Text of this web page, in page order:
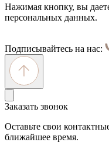
Нажимая кнопку, вы
персональных данных.
Подписывайтесь на нас:
Заказать звонок
Оставьте свои
ближайшее время.